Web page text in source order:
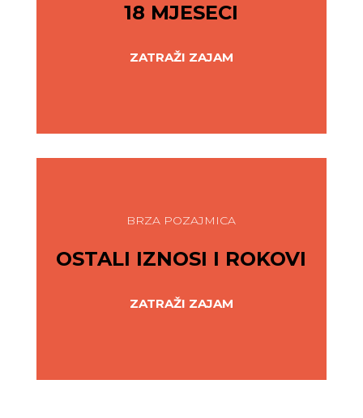
18 MJESECI
ZATRAŽI ZAJAM
BRZA POZAJMICA
OSTALI IZNOSI I ROKOVI
ZATRAŽI ZAJAM